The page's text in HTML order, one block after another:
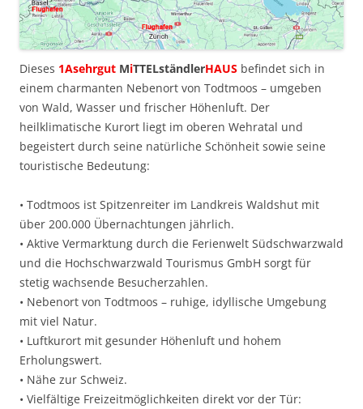
Dieses 1Asehrgut MiTTELständlerHAUS befindet sich in
einem charmanten Nebenort von Todtmoos – umgeben
von Wald, Wasser und frischer Höhenluft. Der
heilklimatische Kurort liegt im oberen Wehratal und
begeistert durch seine natürliche Schönheit sowie seine
touristische Bedeutung:
• Todtmoos ist Spitzenreiter im Landkreis Waldshut mit
über 200.000 Übernachtungen jährlich.
• Aktive Vermarktung durch die Ferienwelt Südschwarzwald
und die Hochschwarzwald Tourismus GmbH sorgt für
stetig wachsende Besucherzahlen.
• Nebenort von Todtmoos – ruhige, idyllische Umgebung
mit viel Natur.
• Luftkurort mit gesunder Höhenluft und hohem
Erholungswert.
• Nähe zur Schweiz.
• Vielfältige Freizeitmöglichkeiten direkt vor der Tür: